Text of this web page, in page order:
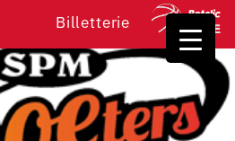
Billetterie